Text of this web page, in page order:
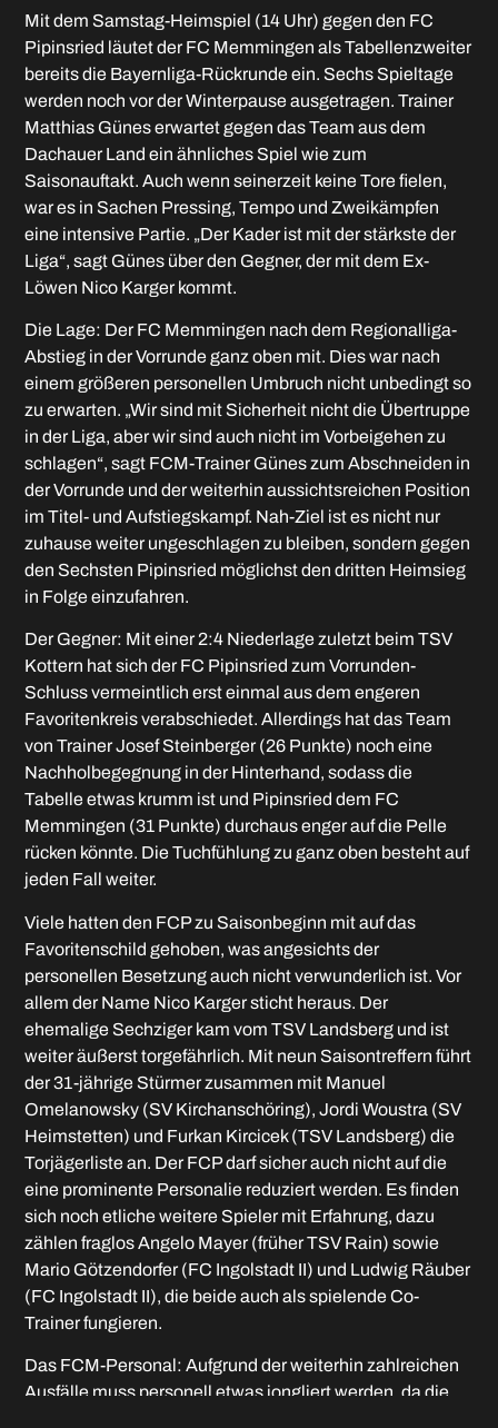
Mit dem Samstag-Heimspiel (14 Uhr) gegen den FC
Pipinsried läutet der FC Memmingen als Tabellenzweiter
bereits die Bayernliga-Rückrunde ein. Sechs Spieltage
werden noch vor der Winterpause ausgetragen. Trainer
Matthias Günes erwartet gegen das Team aus dem
Dachauer Land ein ähnliches Spiel wie zum
Saisonauftakt. Auch wenn seinerzeit keine Tore fielen,
war es in Sachen Pressing, Tempo und Zweikämpfen
eine intensive Partie. „Der Kader ist mit der stärkste der
Liga“, sagt Günes über den Gegner, der mit dem Ex-
Löwen Nico Karger kommt.
Die Lage: Der FC Memmingen nach dem Regionalliga-
Abstieg in der Vorrunde ganz oben mit. Dies war nach
einem größeren personellen Umbruch nicht unbedingt so
zu erwarten. „Wir sind mit Sicherheit nicht die Übertruppe
in der Liga, aber wir sind auch nicht im Vorbeigehen zu
schlagen“, sagt FCM-Trainer Günes zum Abschneiden in
der Vorrunde und der weiterhin aussichtsreichen Position
im Titel- und Aufstiegskampf. Nah-Ziel ist es nicht nur
zuhause weiter ungeschlagen zu bleiben, sondern gegen
den Sechsten Pipinsried möglichst den dritten Heimsieg
in Folge einzufahren.
Der Gegner: Mit einer 2:4 Niederlage zuletzt beim TSV
Kottern hat sich der FC Pipinsried zum Vorrunden-
Schluss vermeintlich erst einmal aus dem engeren
Favoritenkreis verabschiedet. Allerdings hat das Team
von Trainer Josef Steinberger (26 Punkte) noch eine
Nachholbegegnung in der Hinterhand, sodass die
Tabelle etwas krumm ist und Pipinsried dem FC
Memmingen (31 Punkte) durchaus enger auf die Pelle
rücken könnte. Die Tuchfühlung zu ganz oben besteht auf
jeden Fall weiter.
Viele hatten den FCP zu Saisonbeginn mit auf das
Favoritenschild gehoben, was angesichts der
personellen Besetzung auch nicht verwunderlich ist. Vor
allem der Name Nico Karger sticht heraus. Der
ehemalige Sechziger kam vom TSV Landsberg und ist
weiter äußerst torgefährlich. Mit neun Saisontreffern führt
der 31-jährige Stürmer zusammen mit Manuel
Omelanowsky (SV Kirchanschöring), Jordi Woustra (SV
Heimstetten) und Furkan Kircicek (TSV Landsberg) die
Torjägerliste an. Der FCP darf sicher auch nicht auf die
eine prominente Personalie reduziert werden. Es finden
sich noch etliche weitere Spieler mit Erfahrung, dazu
zählen fraglos Angelo Mayer (früher TSV Rain) sowie
Mario Götzendorfer (FC Ingolstadt II) und Ludwig Räuber
(FC Ingolstadt II), die beide auch als spielende Co-
Trainer fungieren.
Das FCM-Personal: Aufgrund der weiterhin zahlreichen
Ausfälle muss personell etwas jongliert werden, da die